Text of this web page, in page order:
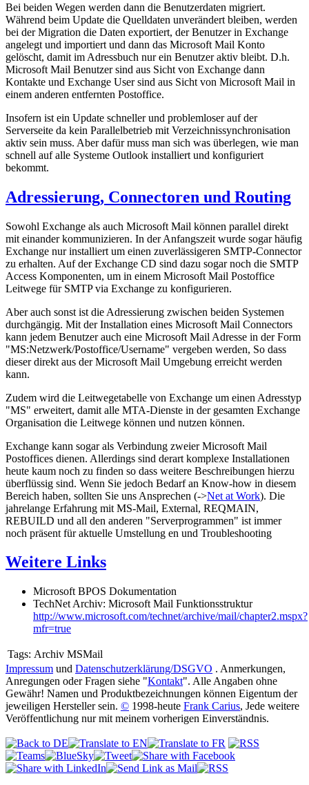
Bei beiden Wegen werden dann die Benutzerdaten migriert.
Während beim Update die Quelldaten unverändert bleiben, werden
bei der Migration die Daten exportiert, der Benutzer in Exchange
angelegt und importiert und dann das Microsoft Mail Konto
gelöscht, damit im Adressbuch nur ein Benutzer aktiv bleibt. D.h.
Microsoft Mail Benutzer sind aus Sicht von Exchange dann
Kontakte und Exchange User sind aus Sicht von Microsoft Mail in
einem anderen entfernten Postoffice.
Insofern ist ein Update schneller und problemloser auf der
Serverseite da kein Parallelbetrieb mit Verzeichnissynchronisation
aktiv sein muss. Aber dafür muss man sich was überlegen, wie man
schnell auf alle Systeme Outlook installiert und konfiguriert
bekommt.
Adressierung, Connectoren und Routing
Sowohl Exchange als auch Microsoft Mail können parallel direkt
mit einander kommunizieren. In der Anfangszeit wurde sogar häufig
Exchange nur installiert um einen zuverlässigeren SMTP-Connector
zu erhalten. Auf der Exchange CD sind dazu sogar noch die SMTP
Access Komponenten, um in einem Microsoft Mail Postoffice
Leitwege für SMTP via Exchange zu konfigurieren.
Aber auch sonst ist die Adressierung zwischen beiden Systemen
durchgängig. Mit der Installation eines Microsoft Mail Connectors
kann jedem Benutzer auch eine Microsoft Mail Adresse in der Form
"MS:Netzwerk/Postoffice/Username" vergeben werden, So dass
dieser direkt aus der Microsoft Mail Umgebung erreicht werden
kann.
Zudem wird die Leitwegetabelle von Exchange um einen Adresstyp
"MS" erweitert, damit alle MTA-Dienste in der gesamten Exchange
Organisation die Leitwege können und nutzen können.
Exchange kann sogar als Verbindung zweier Microsoft Mail
Postoffices dienen. Allerdings sind derart komplexe Installationen
heute kaum noch zu finden so dass weitere Beschreibungen hierzu
überflüssig sind. Wenn Sie jedoch Bedarf an Know-how in diesem
Bereich haben, sollten Sie uns Ansprechen (->Net at Work). Die
jahrelange Erfahrung mit MS-Mail, External, REQMAIN,
REBUILD und all den anderen "Serverprogrammen" ist immer
noch präsent für aktuelle Umstellung en und Troubleshooting
Weitere Links
Microsoft BPOS Dokumentation
TechNet Archiv: Microsoft Mail Funktionsstruktur
http://www.microsoft.com/technet/archive/mail/chapter2.mspx?
mfr=true
Tags: Archiv MSMail
Impressum und Datenschutzerklärung/DSGVO . Anmerkungen,
Anregungen oder Fragen siehe "Kontakt". Alle Angaben ohne
Gewähr! Namen und Produktbezeichnungen können Eigentum der
jeweiligen Hersteller sein. © 1998-heute Frank Carius, Jede weitere
Veröffentlichung nur mit meinem vorherigen Einverständnis.